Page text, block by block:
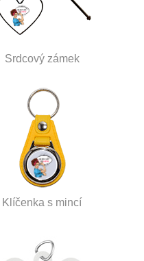
Srdcový zámek
Klíčenka s mincí